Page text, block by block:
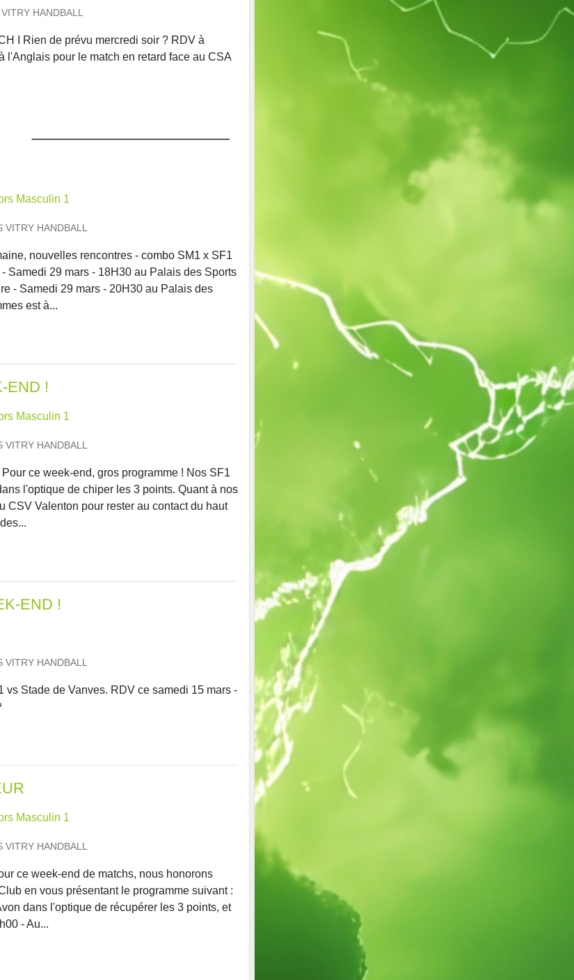
HANDBALL
I Rien de prévu mercredi soir ? RDV à
l'Anglais pour le match en retard face au CSA
Masculin 1
VITRY HANDBALL
nouvelles rencontres - combo SM1 x SF1
Samedi 29 mars - 18H30 au Palais des Sports
- Samedi 29 mars - 20H30 au Palais des
est à...
END !
Masculin 1
VITRY HANDBALL
ce week-end, gros programme ! Nos SF1
l'optique de chiper les 3 points. Quant à nos
CSV Valenton pour rester au contact du haut
END !
VITRY HANDBALL
vs Stade de Vanves. RDV ce samedi 15 mars -
Masculin 1
VITRY HANDBALL
ce week-end de matchs, nous honorons
en vous présentant le programme suivant :
dans l'optique de récupérer les 3 points, et
- Au...